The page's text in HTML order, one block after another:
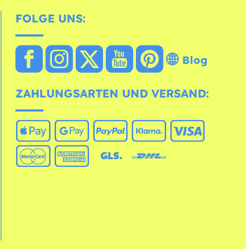
FOLGE UNS:
Blog
ZAHLUNGSARTEN UND VERSAND: